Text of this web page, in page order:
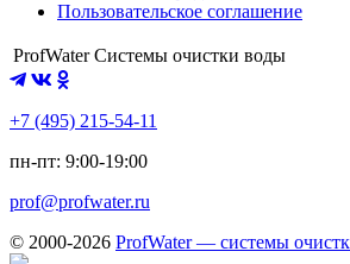
Пользовательское соглашение
ProfWater Системы очистки воды
+7 (495) 215-54-11
пн-пт: 9:00-19:00
prof@profwater.ru
© 2000-2026 ProfWater — системы